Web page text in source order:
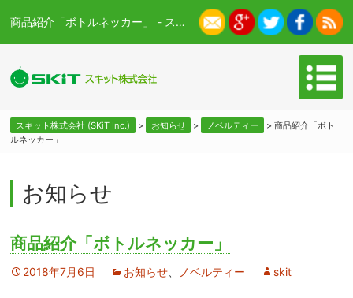
商品紹介「ボトルネッカー」 - スキット株式会社 (SKiT Inc.)
スキット株式会社 (SKiT Inc.) > お知らせ > ノベルティー > 商品紹介「ボト
ルネッカー」
お知らせ
商品紹介「ボトルネッカー」
2018年7月6日 お知らせ ノベルティー skit